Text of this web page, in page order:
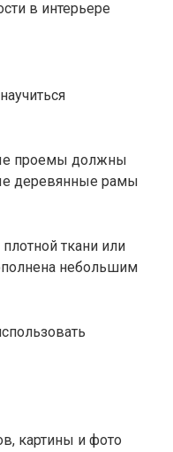
проемы должны
деревянные рамы
ткани или
небольшим
картины и фото